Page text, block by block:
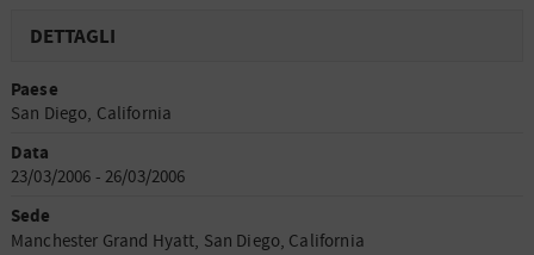
DETTAGLI
Paese
San Diego, California
Data
23/03/2006 - 26/03/2006
Sede
Manchester Grand Hyatt, San Diego, California